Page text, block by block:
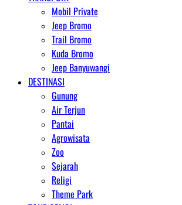
Mobil Private
Jeep Bromo
Trail Bromo
Kuda Bromo
Jeep Banyuwangi
DESTINASI
Gunung
Air Terjun
Pantai
Agrowisata
Zoo
Sejarah
Religi
Theme Park